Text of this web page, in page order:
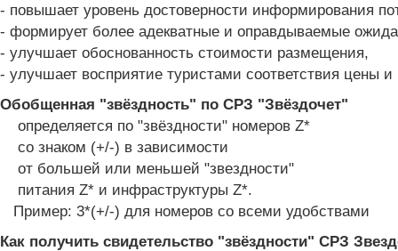
- повышает уровень достоверности информирования
- формирует более адекватные и оправдываемые
- улучшает обоснованность стоимости размещения,
- улучшает восприятие туристами соответствия цены и
Обобщенная "звёздность" по СРЗ "Звёздочет"
определяется по "звёздности" номеров Z*
со знаком (+/-) в зависимости
от большей или меньшей "звездности"
питания Z* и инфраструктуры Z*.
Пример: 3*(+/-) для номеров со всеми удобствами
Как получить свидетельство "звёздности" СРЗ